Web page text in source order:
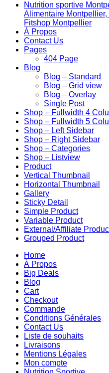
Nutrition sportive
Alimentaire
Fitshop Montpellier
À Propos
Contact Us
Pages
404 Page
Blog
Blog – Standard
Blog – Grid view
Blog – Overlay
Single Post
Shop – Fullwidth 4
Shop – Fullwidth 5
Shop – Left Sidebar
Shop – Right Sidebar
Shop – Categories
Shop – Listview
Product
Vertical Thumbnail
Horizontal Thumbnail
Gallery
Sticky Detail
Simple Product
Variable Product
External/Affiliate
Grouped Product
Home
À Propos
Big Deals
Blog
Cart
Checkout
Commande
Conditions Générales
Contact Us
Liste de souhaits
Livraisons
Mentions Légales
Mon compte